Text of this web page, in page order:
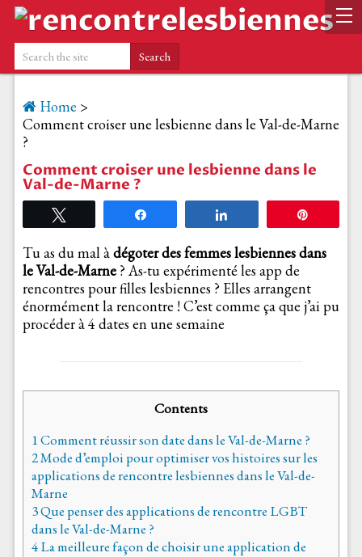
Home >
Comment croiser une lesbienne dans le Val-de-Marne
?
Comment croiser une lesbienne dans le
Val-de-Marne ?
Tu as du mal àdégoter des femmes lesbiennes dans
le Val-de-Marne? As-tu expérimenté les app de
rencontres pour filles lesbiennes ? Elles arrangent
énormément la rencontre ! C’est comme ça que j’ai pu
procéder à 4 dates en une semaine
Contents
1Comment réussir son date dans le Val-de-Marne ?
2Mode d’emploi pour optimiser vos histoires sur les
applications de rencontre lesbiennes dans le Val-de-
Marne
3Que penser des applications de rencontre LGBT
dans le Val-de-Marne ?
4La meilleure façon de choisir une application de